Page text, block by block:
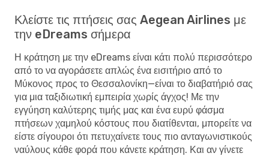
Κλείστε τις πτήσεις σας Aegean Airlines με
την eDreams σήμερα
Η κράτηση με την eDreams είναι κάτι πολύ περισσότερο
από το να αγοράσετε απλώς ένα εισιτήριο από το
Μύκονος προς το Θεσσαλονίκη—είναι το διαβατήριό σας
για μια ταξιδιωτική εμπειρία χωρίς άγχος! Με την
εγγύηση καλύτερης τιμής μας και ένα ευρύ φάσμα
πτήσεων χαμηλού κόστους που διατίθενται, μπορείτε να
είστε σίγουροι ότι πετυχαίνετε τους πιο ανταγωνιστικούς
ναύλους κάθε φορά που κάνετε κράτηση. Και αν γίνετε